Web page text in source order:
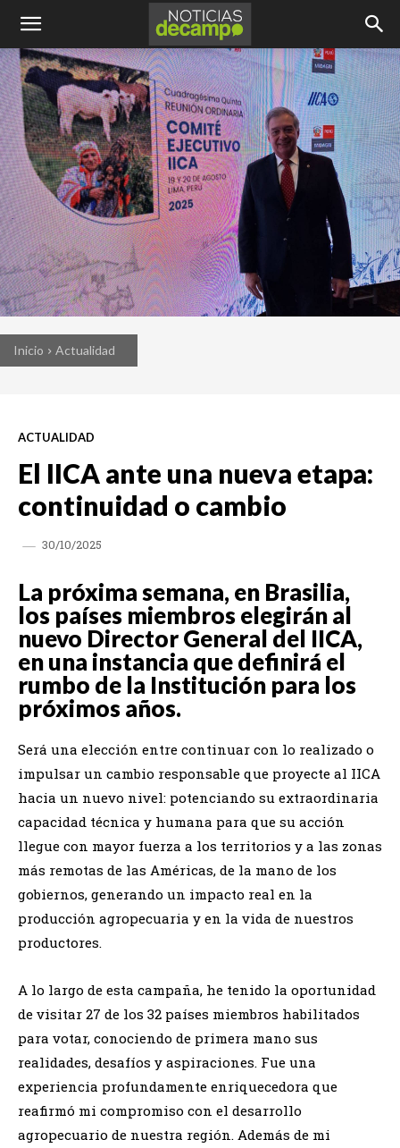
Inicio Actualidad
ACTUALIDAD
El IICA ante una nueva etapa:
continuidad o cambio
30/10/2025
La próxima semana, en Brasilia,
los países miembros elegirán al
nuevo Director General del IICA,
en una instancia que definirá el
rumbo de la Institución para los
próximos años.
Será una elección entre continuar con lo realizado o
impulsar un cambio responsable que proyecte al IICA
hacia un nuevo nivel: potenciando su extraordinaria
capacidad técnica y humana para que su acción
llegue con mayor fuerza a los territorios y a las zonas
más remotas de las Américas, de la mano de los
gobiernos, generando un impacto real en la
producción agropecuaria y en la vida de nuestros
productores.
A lo largo de esta campaña, he tenido la oportunidad
de visitar 27 de los 32 países miembros habilitados
para votar, conociendo de primera mano sus
realidades, desafíos y aspiraciones. Fue una
experiencia profundamente enriquecedora que
reafirmó mi compromiso con el desarrollo
agropecuario de nuestra región. Además de mi